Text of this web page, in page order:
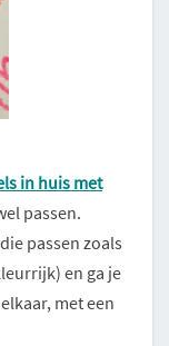
in huis met
passen.
passen zoals
en ga je
met een